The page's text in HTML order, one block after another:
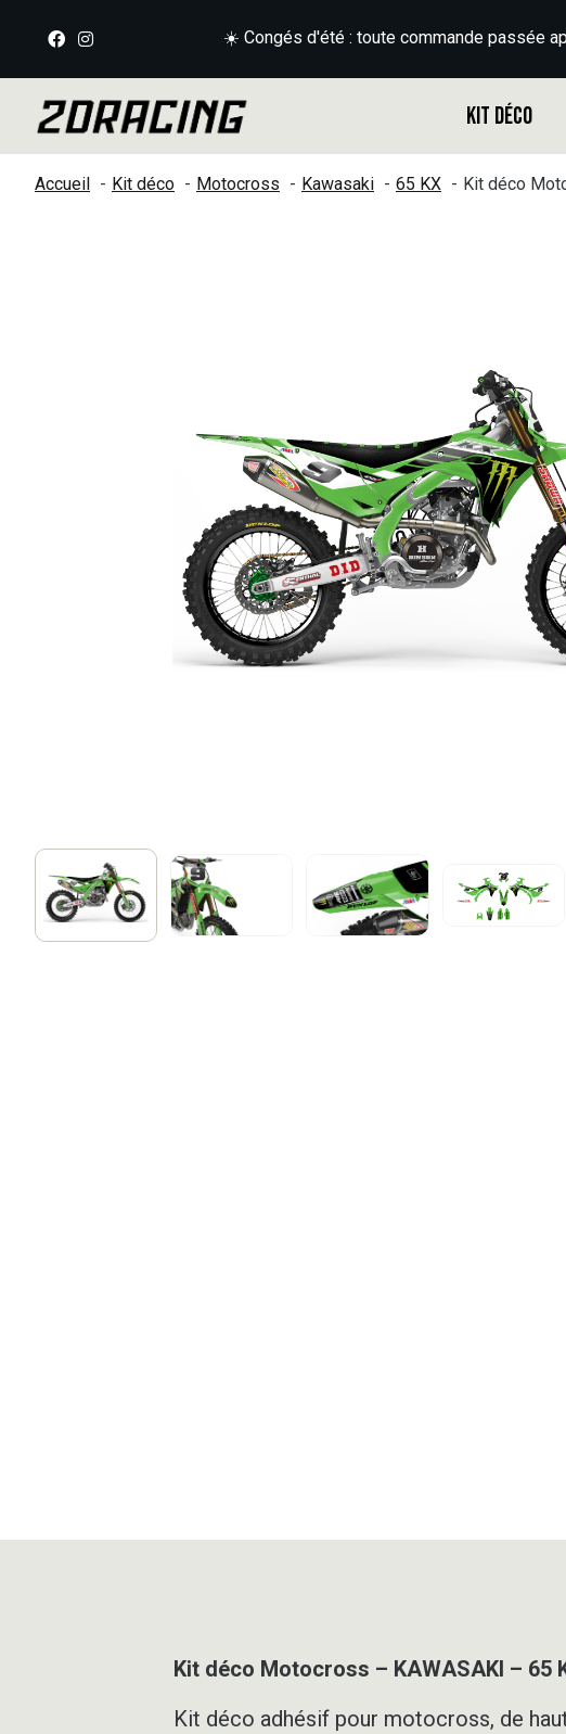
☀️ Congés d'été : toute commande passée
Kit déco
Accueil Kit déco Motocross Kawasaki 65 KX Kit déco
Kit déco Motocross – KAWASAKI – 65
Kit déco adhésif pour motocross, de